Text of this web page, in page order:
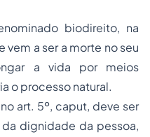
biodireito, na
a ser a morte no seu
a vida por meios
o processo natural.
art. 5º, caput, deve ser
dignidade da pessoa,